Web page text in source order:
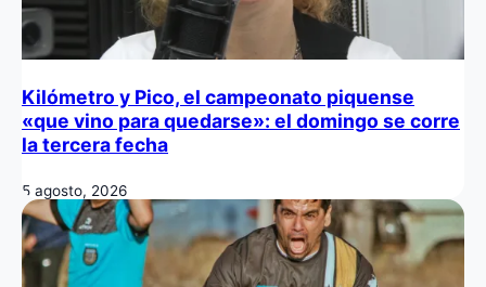
Kilómetro y Pico, el campeonato piquense
«que vino para quedarse»: el domingo se corre
la tercera fecha
5 agosto, 2026